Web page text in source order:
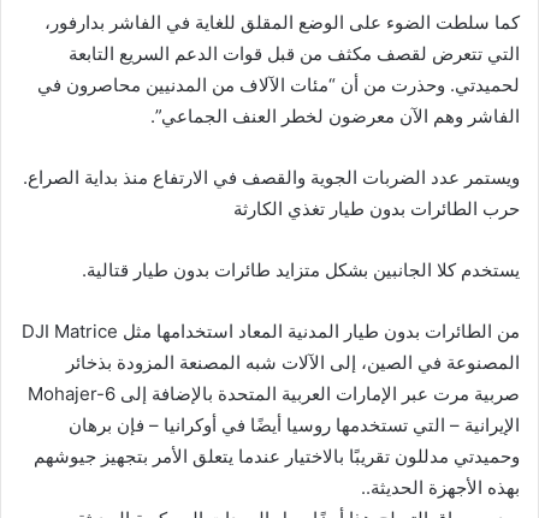
كما سلطت الضوء على الوضع المقلق للغاية في الفاشر بدارفور،
التي تتعرض لقصف مكثف من قبل قوات الدعم السريع التابعة
لحميدتي. وحذرت من أن “مئات الآلاف من المدنيين محاصرون في
الفاشر وهم الآن معرضون لخطر العنف الجماعي”.
ويستمر عدد الضربات الجوية والقصف في الارتفاع منذ بداية الصراع.
حرب الطائرات بدون طيار تغذي الكارثة
يستخدم كلا الجانبين بشكل متزايد طائرات بدون طيار قتالية.
من الطائرات بدون طيار المدنية المعاد استخدامها مثل DJI Matrice
المصنوعة في الصين، إلى الآلات شبه المصنعة المزودة بذخائر
صربية مرت عبر الإمارات العربية المتحدة بالإضافة إلى Mohajer-6
الإيرانية – التي تستخدمها روسيا أيضًا في أوكرانيا – فإن برهان
وحميدتي مدللون تقريبًا بالاختيار عندما يتعلق الأمر بتجهيز جيوشهم
بهذه الأجهزة الحديثة..